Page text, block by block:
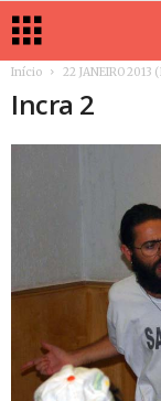
Início 22 JANEIRO 2013
Incra 2